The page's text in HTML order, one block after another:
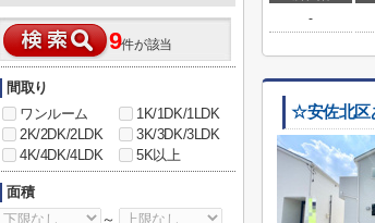
-
☆安佐北区
9件が該当
間取り
ワンルーム
1K/1DK/1LDK
2K/2DK/2LDK
3K/3DK/3LDK
4K/4DK/4LDK
5K以上
面積
～